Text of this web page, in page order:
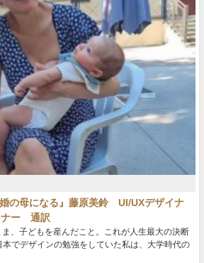
婚の母になる』藤原美鈴 UI/UXデザイナ
ナー 通訳
、子どもを産んだこと。これが人生最大の決断
でデザインの勉強をしていた私は、大学時代の